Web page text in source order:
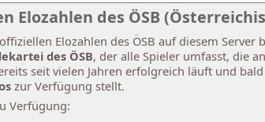
Elozahlen des ÖSB
Elozahlen des ÖSB auf diesem Server
des ÖSB, der alle Spieler umfasst, die
seit vielen Jahren erfolgreich läuft und bald
zur Verfügung stellt.
Verfügung: